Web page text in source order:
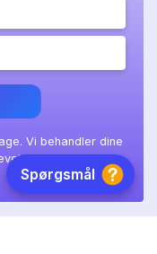
Vi behandler dine
som beskrevet i